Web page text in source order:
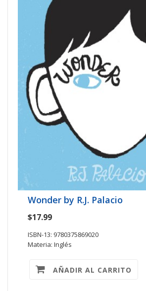
Wonder by R.J. Palacio
$17.99
ISBN-13: 9780375869020
Materia: Inglés
AÑADIR AL CARRITO